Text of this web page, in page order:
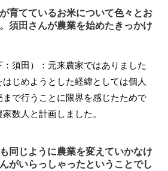
育てているお米について色々とお
須田さんが農業を始めたきっかけ
須田）：元来農家ではありました
じめようとした経緯としては個人
で行うことに限界を感じたためで
数人と計画しました。
同じように農業を変えていかなけ
がいらっしゃったということでし